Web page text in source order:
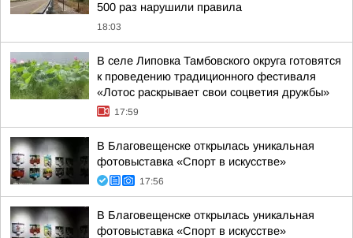
500 раз нарушили правила
18:03
В селе Липовка Тамбовского округа готовятся
к проведению традиционного фестиваля
«Лотос раскрывает свои соцветия дружбы»
17:59
В Благовещенске открылась уникальная
фотовыставка «Спорт в искусстве»
17:56
В Благовещенске открылась уникальная
фотовыставка «Спорт в искусстве»